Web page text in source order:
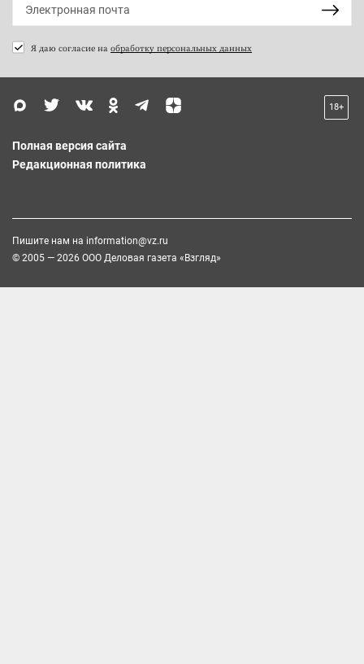
Я даю согласие на обработку персональных данных
18+
Полная версия сайта
Редакционная политика
Пишите нам на information@vz.ru
© 2005 — 2026 ООО Деловая газета «Взгляд»